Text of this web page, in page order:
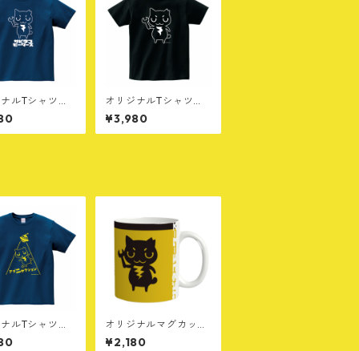
ルTシャツ
ンディゴ
オリジナルTシャツ
［B］ブラック
¥3,980
ルTシャツ
ンディゴ
オリジナルマグカップ
［A］
¥2,180